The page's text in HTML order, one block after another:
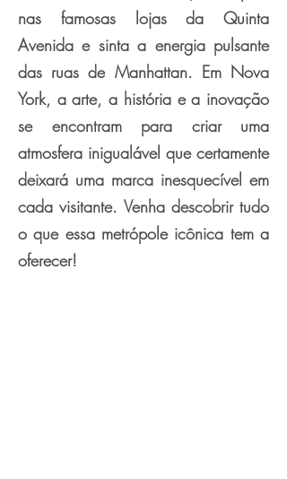
nas famosas lojas da Quinta
Avenida e sinta a energia pulsante
das ruas de Manhattan. Em Nova
York, a arte, a história e a inovação
se encontram para criar uma
atmosfera inigualável que certamente
deixará uma marca inesquecível em
cada visitante. Venha descobrir tudo
o que essa metrópole icônica tem a
oferecer!